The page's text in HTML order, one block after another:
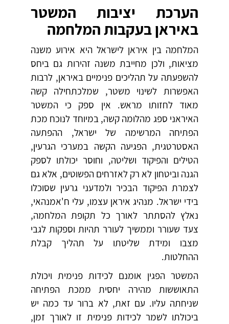
הערכת יציבות המשטר
באיראן בעקבות המלחמה
המלחמה בין איראן לישראל היא אירוע משנה
מציאות, ולכן מחייבת משנה זהירות גם ביחס
להשפעתה על תהליכים פנימיים באיראן, לרבות
האפשרות לשינוי משטר, שמלכתחילה קשה
מאוד לחזותו מראש. אין ספק כי המשטר
האיראני ספג מהלומה קשה, במיוחד לנוכח מכת
הפתיחה המרשימה של ישראל, ההפתעה
האסטרטגית, הפגיעה הקשה במערכי הגרעין,
הטילים והפיקוד ושליטה, וחוסר יכולתו לספק
הגנה וביטחון לא רק לאזרחים הפשוטים, אלא גם
לצמרת הפיקוד הבכיר ולמדעני גרעין שסוכלו
בידי ישראל. מנהיג איראן עצמו, עלי ח'אמנהאי,
נאלץ להסתתר לאורך כל תקופת המלחמה,
צעד שעורר וממשיך לעורר תהיות וספקות לגבי
מצבו ומידת שליטתו על תהליך קבלת
ההחלטות.
המשטר הפגין אומנם לכידות פנימית ויכולת
התאוששות מהירה יחסית ממכת הפתיחה
שניחתה עליו. עם זאת, לא ברור עד כמה יש
ביכולתו לשמר לכידות פנימית זו לאורך זמן,